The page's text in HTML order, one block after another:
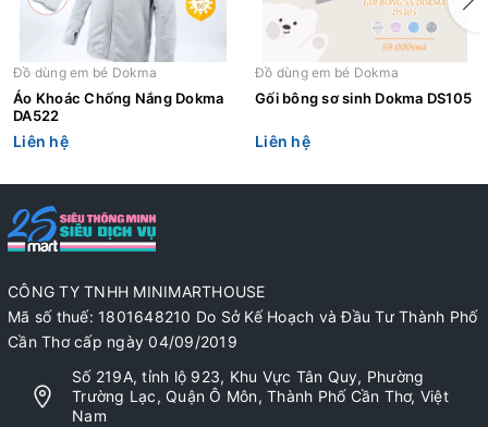
Đồ dùng em bé Dokma
Áo Khoác Chống Nắng Dokma
DA522
Liên hệ
Đồ dùng em bé Dokma
Gối bông sơ sinh Dokma DS105
Liên hệ
CÔNG TY TNHH MINIMARTHOUSE
Mã số thuế: 1801648210 Do Sở Kế Hoạch và Đầu Tư Thành Phố
Cần Thơ cấp ngày 04/09/2019
Số 219A, tỉnh lộ 923, Khu Vực Tân Quy, Phường
Trường Lạc, Quận Ô Môn, Thành Phố Cần Thơ, Việt
Nam